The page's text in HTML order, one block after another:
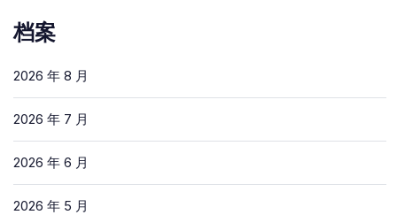
档案
2026 年 8 月
2026 年 7 月
2026 年 6 月
2026 年 5 月